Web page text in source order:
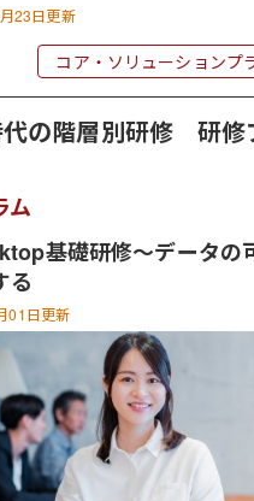
23日更新
コア・ソリューションプ
の階層別研修 研修
ム
基礎研修～データの
る
01日更新